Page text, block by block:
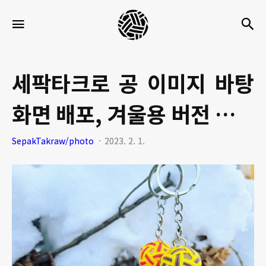
세
팍
크
로
라
이
프
세팍타크로 공 이미지 바탕
화면 배포, 겨울용 버전 이뻐
요~
SepakTakraw/photo 2023. 2. 1.